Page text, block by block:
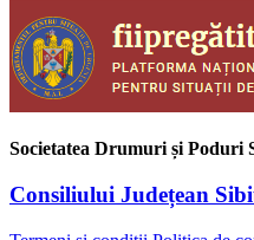
Societatea Drumuri și Poduri
Consiliului Județean